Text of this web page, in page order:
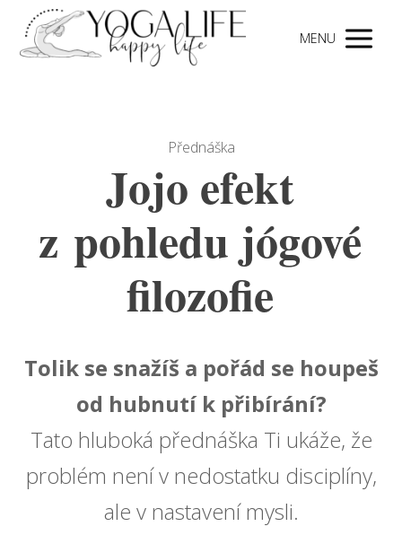
MENU
Přednáška
Jojo efekt
z pohledu jógové
filozofie
Tolik se snažíš a pořád se houpeš
od hubnutí k přibírání?
Tato hluboká přednáška Ti ukáže, že
problém není v nedostatku disciplíny,
ale v nastavení mysli.